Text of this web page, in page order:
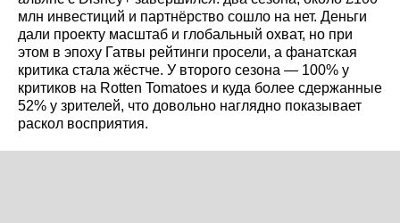
млн инвестиций и партнёрство сошло на нет. Деньги
дали проекту масштаб и глобальный охват, но при
этом в эпоху Гатвы рейтинги просели, а фанатская
критика стала жёстче. У второго сезона — 100% у
критиков на Rotten Tomatoes и куда более сдержанные
52% у зрителей, что довольно наглядно показывает
раскол восприятия.